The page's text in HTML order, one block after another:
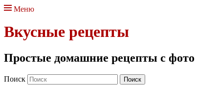
Меню
Вкусные рецепты
Простые домашние рецепты с фото
Поиск